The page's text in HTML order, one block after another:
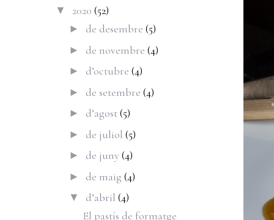
▼ 2020 (52)
► de desembre (5)
► de novembre (4)
► d’octubre (4)
► de setembre (4)
► d’agost(5)
► de juliol (5)
► de juny(4)
► de maig (4)
▼ d’abril (4)
El pastís de formatge